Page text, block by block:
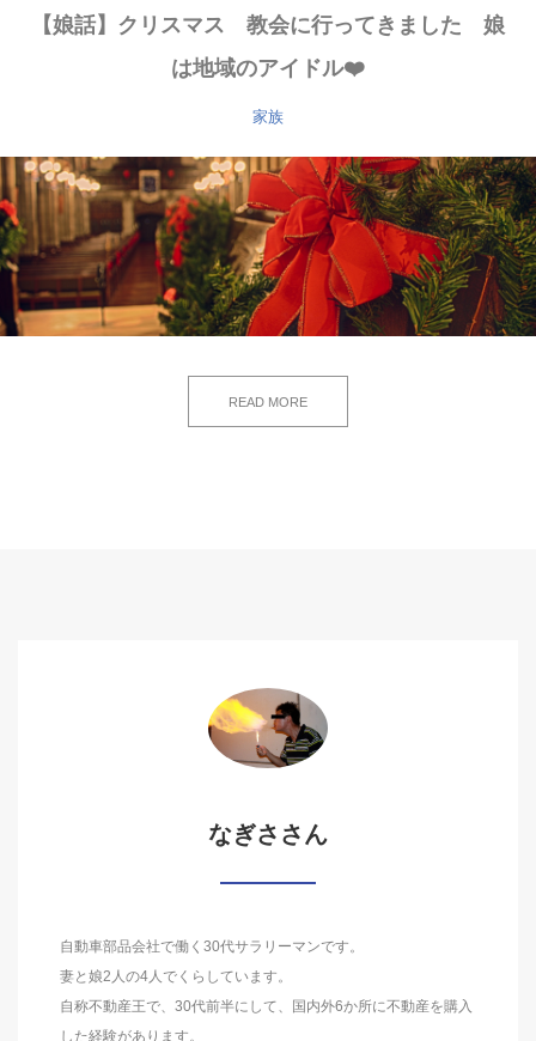
【娘話】クリスマス 教会に行ってきました 娘
は地域のアイドル❤️
家族
READ MORE
なぎささん
自動車部品会社で働く30代サラリーマンです。
妻と娘2人の4人でくらしています。
自称不動産王で、30代前半にして、国内外6か所に不動産を購入
した経験があります。